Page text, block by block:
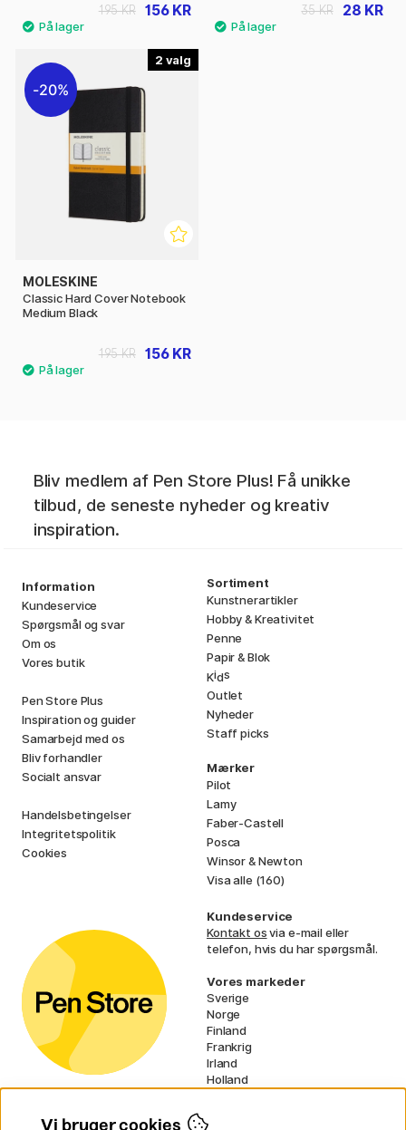
156 KR
195 KR 28 KR
35 KR
2
20%
MOLESKINE
Classic Hard Cover Notebook
Medium Black
156 KR
195 KR
Bliv medlem af Pen Store Plus! Få unikke
tilbud, de seneste nyheder og kreativ
inspiration.
Information
Kundeservice
Spørgsmål og svar
Om os
Vores butik
Pen Store Plus
Inspiration og guider
Samarbejd med os
Bliv forhandler
Socialt ansvar
Handelsbetingelser
Integritetspolitik
Cookies
Sortiment
Kunstnerartikler
Hobby & Kreativitet
Penne
Papir & Blok
Kids
Outlet
Nyheder
Staff picks
Mærker
Pilot
Lamy
Faber-Castell
Posca
Winsor & Newton
Visa alle (160)
Kundeservice
Kontakt osvia e-mail eller
telefon, hvis du har spørgsmål.
Vores markeder
Sverige
Norge
Finland
Frankrig
Irland
Holland
Vi bruger cookies